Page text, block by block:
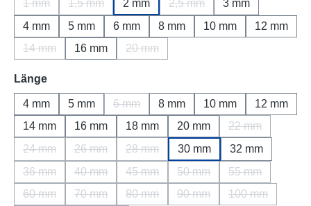
1 mm
(Diese Option ist zurzeit nicht verfügbar.)
1,5 mm
(Diese Option ist zurzeit nicht verfügbar.)
2 mm 2,5 mm
3 mm
4 mm
5 mm 6 mm 8 mm 10 mm
12 mm
14 mm
(Diese Option ist zurzeit nicht verfügbar.)
16 mm 20 mm
(Diese Option ist zurzeit nicht
Längeauswählen
4 mm 5 mm 6 mm
(Diese Option ist zurzeit nicht verfügbar.)
8 mm 10 mm
12 mm
14 mm
16 mm 18 mm 20 mm 22 mm
(Diese Option
24 mm
(Diese Option ist zurzeit nicht verfügbar.)
26 mm
(Diese Option ist zurzeit nicht verfügbar.)
28 mm
(Diese Option ist zurzeit nicht
30 mm
32 mm
36 mm
(Diese Option ist zurzeit nicht verfügbar.)
40 mm
(Diese Option ist zurzeit nicht verfügbar.)
45 mm
(Diese Option ist zurzeit nicht
50 mm
(Diese Option ist zurzeit
55 mm
(Diese Option
60 mm
(Diese Option ist zurzeit nicht verfügbar.)
70 mm
(Diese Option ist zurzeit nicht verfügbar.)
80 mm
(Diese Option ist zurzeit nicht
90 mm
(Diese Option ist zurzeit
100 mm
(Diese Option